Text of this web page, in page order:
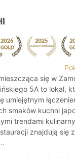
się w
5A to lokal,
umiejętnym
smaków kuchni
trendami
znajdują się